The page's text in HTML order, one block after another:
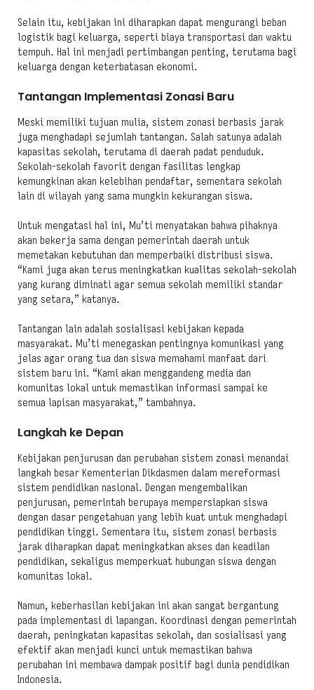
Selain itu, kebijakan ini diharapkan dapat mengurangi beban
logistik bagi keluarga, seperti biaya transportasi dan waktu
tempuh. Hal ini menjadi pertimbangan penting, terutama bagi
keluarga dengan keterbatasan ekonomi.
Tantangan Implementasi Zonasi Baru
Meski memiliki tujuan mulia, sistem zonasi berbasis jarak
juga menghadapi sejumlah tantangan. Salah satunya adalah
kapasitas sekolah, terutama di daerah padat penduduk.
Sekolah-sekolah favorit dengan fasilitas lengkap
kemungkinan akan kelebihan pendaftar, sementara sekolah
lain di wilayah yang sama mungkin kekurangan siswa.
Untuk mengatasi hal ini, Mu’ti menyatakan bahwa pihaknya
akan bekerja sama dengan pemerintah daerah untuk
memetakan kebutuhan dan memperbaiki distribusi siswa.
“Kami juga akan terus meningkatkan kualitas sekolah-sekolah
yang kurang diminati agar semua sekolah memiliki standar
yang setara,” katanya.
Tantangan lain adalah sosialisasi kebijakan kepada
masyarakat. Mu’ti menegaskan pentingnya komunikasi yang
jelas agar orang tua dan siswa memahami manfaat dari
sistem baru ini. “Kami akan menggandeng media dan
komunitas lokal untuk memastikan informasi sampai ke
semua lapisan masyarakat,” tambahnya.
Langkah ke Depan
Kebijakan penjurusan dan perubahan sistem zonasi menandai
langkah besar Kementerian Dikdasmen dalam mereformasi
sistem pendidikan nasional. Dengan mengembalikan
penjurusan, pemerintah berupaya mempersiapkan siswa
dengan dasar pengetahuan yang lebih kuat untuk menghadapi
pendidikan tinggi. Sementara itu, sistem zonasi berbasis
jarak diharapkan dapat meningkatkan akses dan keadilan
pendidikan, sekaligus memperkuat hubungan siswa dengan
komunitas lokal.
Namun, keberhasilan kebijakan ini akan sangat bergantung
pada implementasi di lapangan. Koordinasi dengan pemerintah
daerah, peningkatan kapasitas sekolah, dan sosialisasi yang
efektif akan menjadi kunci untuk memastikan bahwa
perubahan ini membawa dampak positif bagi dunia pendidikan
Indonesia.